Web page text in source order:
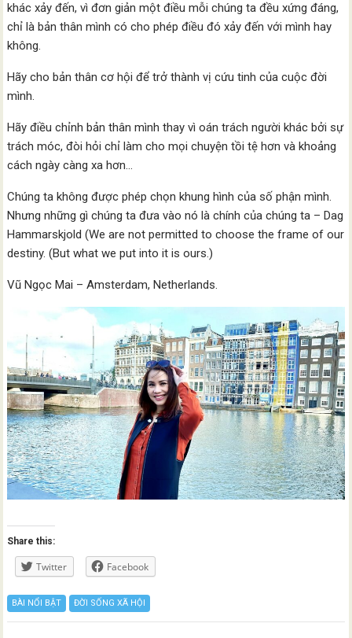
khác xảy đến, vì đơn giản một điều mỗi chúng ta đều xứng đáng,
chỉ là bản thân mình có cho phép điều đó xảy đến với mình hay
không.
Hãy cho bản thân cơ hội để trở thành vị cứu tinh của cuộc đời
mình.
Hãy điều chỉnh bản thân mình thay vì oán trách người khác bởi sự
trách móc, đòi hỏi chỉ làm cho mọi chuyện tồi tệ hơn và khoảng
cách ngày càng xa hơn…
Chúng ta không được phép chọn khung hình của số phận mình.
Nhưng những gì chúng ta đưa vào nó là chính của chúng ta – Dag
Hammarskjold (We are not permitted to choose the frame of our
destiny. (But what we put into it is ours.)
Vũ Ngọc Mai – Amsterdam, Netherlands.
Share this:
Twitter Facebook
BÀI NỔI BẬT ĐỜI SỐNG XÃ HỘI